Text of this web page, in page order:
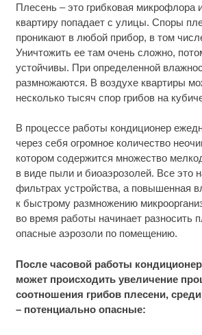
Плесень – это грибковая микрофлора
квартиру попадает с улицы. Споры
проникают в любой прибор, в том
Уничтожить ее там очень сложно,
устойчивы. При определенной
размножаются. В воздухе квартиры
несколько тысяч спор грибов на
В процессе работы кондиционер
через себя огромное количество
котором содержится множество
в виде пыли и биоаэрозолей. Все это
фильтрах устройства, а повышенная
к быстрому размножению
во время работы начинает разносить
опасные аэрозоли по помещению.
После часовой работы
может происходить увеличение
соотношения грибов плесени,
– потенциально опасные:
Ржу не переставая, это
Ролик длится пару секунд,
от увиденного
Ролик из Омска: вы будете